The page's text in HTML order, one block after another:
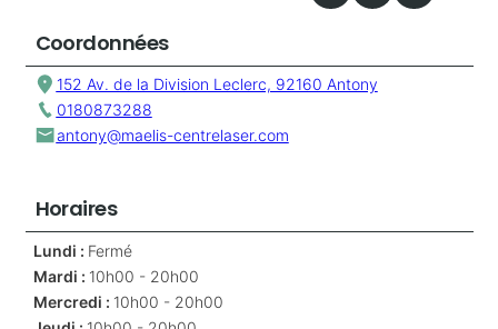
Coordonnées
152 Av. de la Division Leclerc, 92160 Antony
0180873288
antony@maelis-centrelaser.com
Horaires
Lundi : Fermé
Mardi : 10h00 - 20h00
Mercredi : 10h00 - 20h00